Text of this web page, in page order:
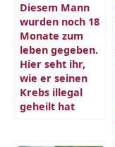
Diesem Mann
wurden noch 18
Monate zum
leben gegeben.
Hier seht ihr,
wie er seinen
Krebs illegal
geheilt hat